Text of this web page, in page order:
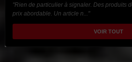
"Rien de particulier à signaler. Des produits
prix abordable. Un article n..."
VOIR TOUT